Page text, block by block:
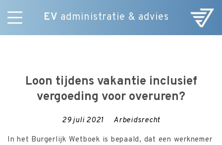
EV administratie & advies
Skip
Nieuws
Vacatures
Loon tijdens vakantie inclusief
vergoeding voor overuren?
29 juli 2021 Arbeidsrecht
In het Burgerlijk Wetboek is bepaald, dat een werknemer